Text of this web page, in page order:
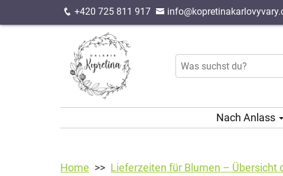
+420 725 811 917
Nach Anlass
Home Lieferzeiten für Blumen – Übersicht